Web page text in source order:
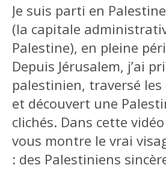
Je suis parti en
(la capitale
Palestine), en pleine
Depuis Jérusalem, j’ai
palestinien, traversé les
et découvert une
clichés. Dans cette
vous montre le vrai
: des Palestiniens